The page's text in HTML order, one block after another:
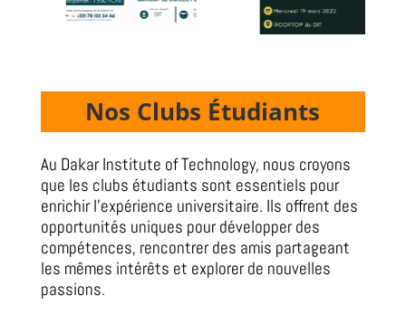
Nos Clubs Étudiants
Au Dakar Institute of Technology, nous croyons
que les clubs étudiants sont essentiels pour
enrichir l’expérience universitaire. Ils offrent des
opportunités uniques pour développer des
compétences, rencontrer des amis partageant
les mêmes intérêts et explorer de nouvelles
passions.